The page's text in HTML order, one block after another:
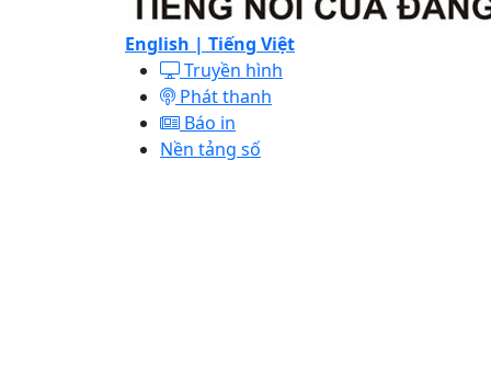
English | Tiếng Việt
Truyền hình
Phát thanh
Báo in
Nền tảng số